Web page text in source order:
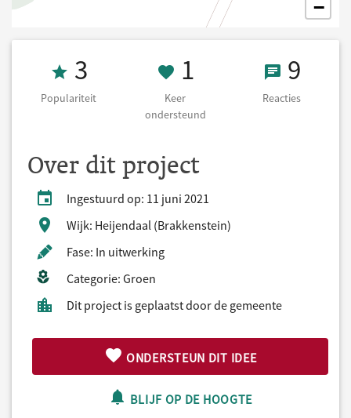
−
Populariteit 3
3
Populariteit
1 Keer
1
Keer
ondersteund
9 9
Reacties
Over dit project
Ingestuurd op: 11 juni 2021
Wijk: Heijendaal (Brakkenstein)
Fase: In uitwerking
Categorie: Groen
Dit project is geplaatst door de gemeente
ONDERSTEUN DIT IDEE
BLIJF OP DE HOOGTE